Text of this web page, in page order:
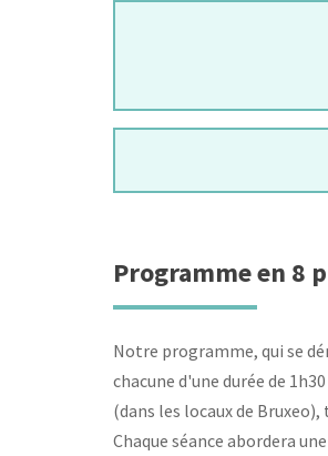
Programme en 8
Notre programme, qui se
chacune d'une durée de
(dans les locaux de
Chaque séance abordera